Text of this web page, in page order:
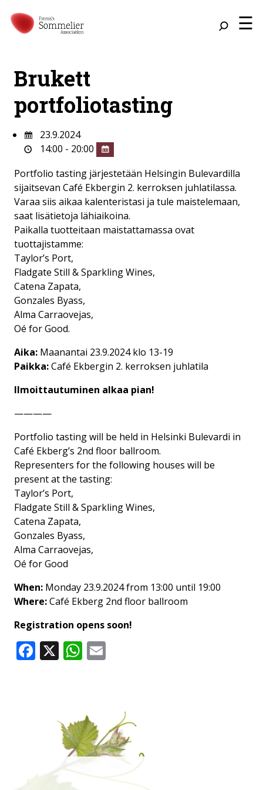
☰
Brukett
portfoliotasting
23.9.2024
14:00 - 20:00
Portfolio tasting järjestetään Helsingin Bulevardilla
sijaitsevan Café Ekbergin 2. kerroksen juhlatilassa.
Varaa siis aikaa kalenteristasi ja tule maistelemaan,
saat lisätietoja lähiaikoina.
Paikalla tuotteitaan maistattamassa ovat
tuottajistamme:
Taylor’s Port,
Fladgate Still & Sparkling Wines,
Catena Zapata,
Gonzales Byass,
Alma Carraovejas,
Oé for Good.
Aika: Maanantai 23.9.2024 klo 13-19
Paikka:Café Ekbergin 2. kerroksen juhlatila
Ilmoittautuminen alkaa pian!
————
Portfolio tasting will be held in Helsinki Bulevardi in
Café Ekberg’s 2nd floor ballroom.
Representers for the following houses will be
present at the tasting:
Taylor’s Port,
Fladgate Still & Sparkling Wines,
Catena Zapata,
Gonzales Byass,
Alma Carraovejas,
Oé for Good
When: Monday 23.9.2024 from 13:00 until 19:00
Where:Café Ekberg 2nd floor ballroom
Registration opens soon!
Facebook
X WhatsApp